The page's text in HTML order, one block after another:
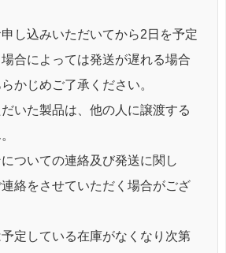
申し込みいただいてから2日を予定
合によっては発送が遅れる場合
かじめご了承ください。
だいた製品は、他の人に譲渡する
についての連絡及び発送に関し
絡をさせていただく場合がござ
予定している在庫がなくなり次第